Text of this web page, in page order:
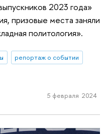
2023 года»
призовые места заняли
политология».
репортаж о событии
5 февраля 2024